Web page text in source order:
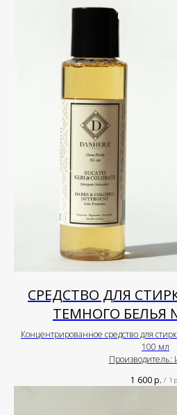
СРЕДСТВО ДЛЯ
ТЕМНОГО БЕЛЬЯ
Концентрированное средство для
100 мл
Производитель:
1 600р. / 1